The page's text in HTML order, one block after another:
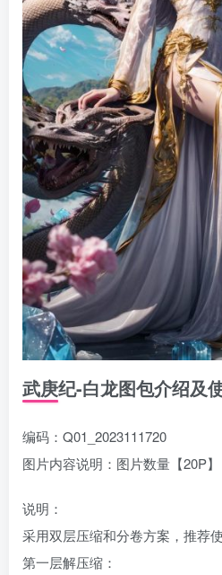
武庚纪-白龙图包介绍及
编码：Q01_2023111720
图片内容说明：图片数量【20P】
说明：
采用双层压缩和分卷方案，推荐
第一层解压缩：